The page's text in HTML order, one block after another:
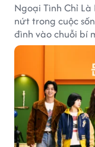
Ngoại Tình Chỉ
nứt trong cuộc
đình vào chuỗi bí